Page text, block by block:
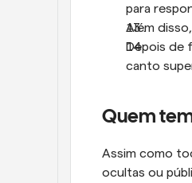
para
Além
Depois de
canto
Quem
Assim como
ocultas ou